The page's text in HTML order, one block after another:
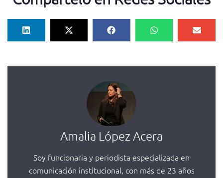
Amalia López Acera
Soy funcionaria y periodista especializada en
comunicación institucional, con más de 23 años